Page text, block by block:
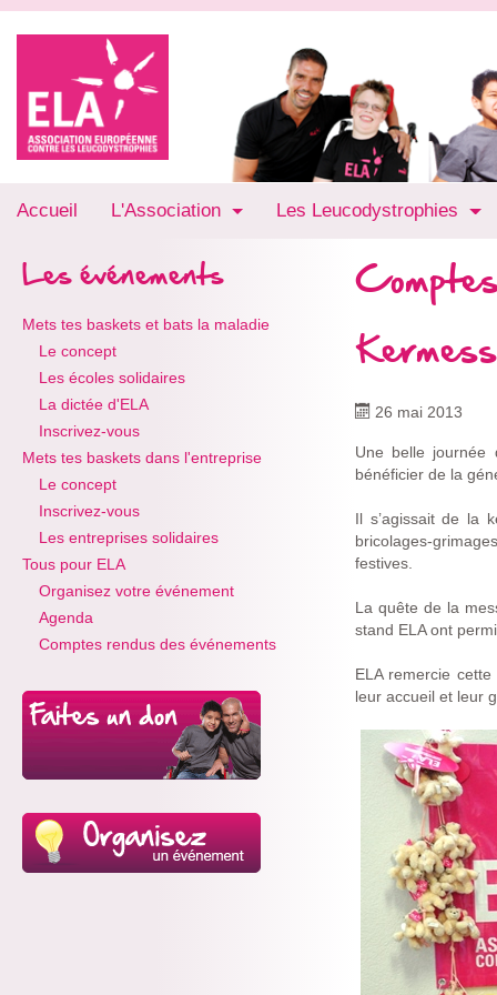
Accueil L'Association Les Leucodystrophies
Les événements
Mets tes baskets et bats la maladie
Le concept
Les écoles solidaires
La dictée d'ELA
Inscrivez-vous
Mets tes baskets dans l'entreprise
Le concept
Inscrivez-vous
Les entreprises solidaires
Tous pour ELA
Organisez votre événement
Agenda
Comptes rendus des événements
26 mai 2013
Une belle journée
bénéficier de la
Il s’agissait de la
bricolages-
festives.
La quête de la
stand ELA ont
ELA remercie
leur accueil et leur